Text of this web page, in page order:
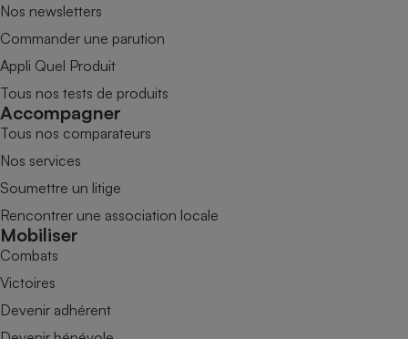
Nos newsletters
Commander une parution
Appli Quel Produit
Tous nos tests de produits
Accompagner
Tous nos comparateurs
Nos services
Soumettre un litige
Rencontrer une association locale
Mobiliser
Combats
Victoires
Devenir adhérent